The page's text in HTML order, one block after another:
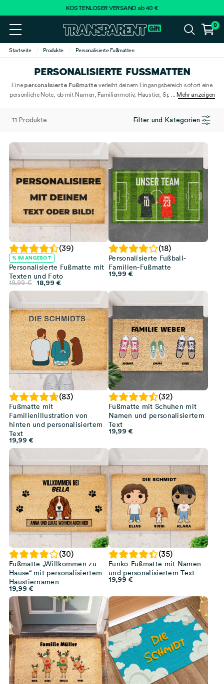
KOSTENLOSER VERSAND ab 40 €
0
Startseite Produkte Personalisierte Fußmatten
PERSONALISIERTE FUSSMATTEN
... Mehr anzeigen
Eine personalisierte Fußmatte verleiht deinem Eingangsbereich sofort eine
persönliche Note, ob mit Namen, Familienmotiv, Haustier, Spruch oder je nach
Umzug oder als Geschenk bestellen kannst.
11 Produkte Filter und Kategorien
(39)
% IM ANGEBOT
Personalisierte Fußmatte mit
Texten und Foto
19,99€
Ursprünglicher
Preis
18,99 €
Preis
(18)
Personalisierte Fußball-
Familien-Fußmatte
19,99 €
(83)
Fußmatte mit
Familienillustration von
hinten und personalisiertem
Text
19,99 €
(32)
Fußmatte mit Schuhen mit
Namen und personalisiertem
Text
19,99 €
(30)
Fußmatte „Willkommen zu
Hause“ mit personalisiertem
Haustiernamen
19,99 €
(35)
Funko-Fußmatte mit Namen
und personalisiertem Text
19,99 €